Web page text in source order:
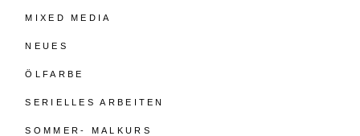
MIXED MEDIA
NEUES
ÖLFARBE
SERIELLES ARBEITEN
SOMMER- MALKURS